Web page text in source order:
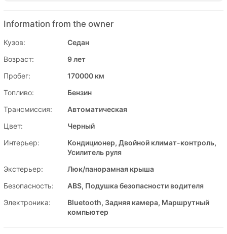
Information from the owner
Кузов:
Седан
Возраст:
9 лет
Пробег:
170000 км
Топливо:
Бензин
Трансмиссия:
Автоматическая
Цвет:
Черный
Интерьер:
Кондиционер, Двойной климат-контроль,
Усилитель руля
Экстерьер:
Люк/панорамная крыша
Безопасность:
ABS, Подушка безопасности водителя
Электроника:
Bluetooth, Задняя камера, Маршрутный
компьютер